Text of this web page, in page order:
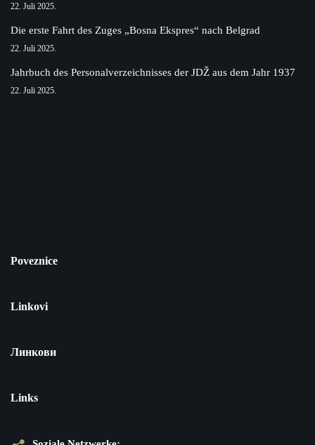
22. Juli 2025.
Die erste Fahrt des Zuges „Bosna Ekspres“ nach Belgrad
22. Juli 2025.
Jahrbuch des Personalverzeichnisses der JDŽ aus dem Jahr 1937
22. Juli 2025.
Poveznice
Linkovi
Линкови
Links